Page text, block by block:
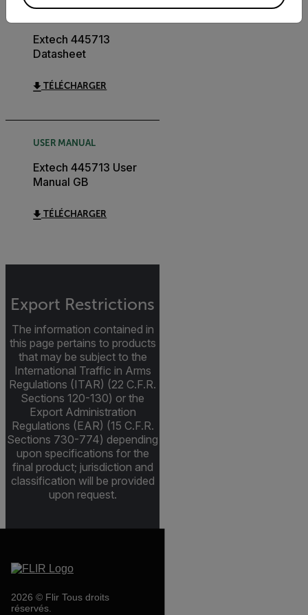
Extech 445713
Datasheet
TÉLÉCHARGER
USER MANUAL
Extech 445713 User
Manual GB
TÉLÉCHARGER
Export Restrictions
The information contained in
this page pertains to products
that may be subject to the
International Traffic in Arms
Regulations (ITAR) (22 C.F.R.
Sections 120-130) or the
Export Administration
Regulations (EAR) (15 C.F.R.
Sections 730-774) depending
upon specifications for the
final product; jurisdiction and
classification will be provided
upon request.
2026 © Flir Tous droits
réservés.